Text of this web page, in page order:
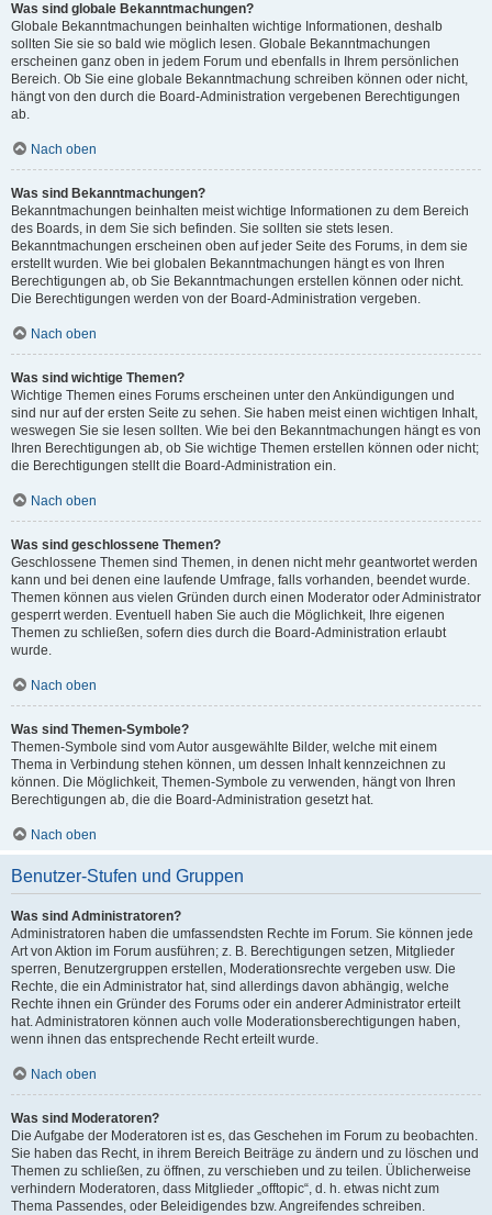
Was sind globale Bekanntmachungen?
Globale Bekanntmachungen beinhalten wichtige Informationen, deshalb
sollten Sie sie so bald wie möglich lesen. Globale Bekanntmachungen
erscheinen ganz oben in jedem Forum und ebenfalls in Ihrem persönlichen
Bereich. Ob Sie eine globale Bekanntmachung schreiben können oder nicht,
hängt von den durch die Board-Administration vergebenen Berechtigungen
ab.
Nach oben
Was sind Bekanntmachungen?
Bekanntmachungen beinhalten meist wichtige Informationen zu dem Bereich
des Boards, in dem Sie sich befinden. Sie sollten sie stets lesen.
Bekanntmachungen erscheinen oben auf jeder Seite des Forums, in dem sie
erstellt wurden. Wie bei globalen Bekanntmachungen hängt es von Ihren
Berechtigungen ab, ob Sie Bekanntmachungen erstellen können oder nicht.
Die Berechtigungen werden von der Board-Administration vergeben.
Nach oben
Was sind wichtige Themen?
Wichtige Themen eines Forums erscheinen unter den Ankündigungen und
sind nur auf der ersten Seite zu sehen. Sie haben meist einen wichtigen Inhalt,
weswegen Sie sie lesen sollten. Wie bei den Bekanntmachungen hängt es von
Ihren Berechtigungen ab, ob Sie wichtige Themen erstellen können oder nicht;
die Berechtigungen stellt die Board-Administration ein.
Nach oben
Was sind geschlossene Themen?
Geschlossene Themen sind Themen, in denen nicht mehr geantwortet werden
kann und bei denen eine laufende Umfrage, falls vorhanden, beendet wurde.
Themen können aus vielen Gründen durch einen Moderator oder Administrator
gesperrt werden. Eventuell haben Sie auch die Möglichkeit, Ihre eigenen
Themen zu schließen, sofern dies durch die Board-Administration erlaubt
wurde.
Nach oben
Was sind Themen-Symbole?
Themen-Symbole sind vom Autor ausgewählte Bilder, welche mit einem
Thema in Verbindung stehen können, um dessen Inhalt kennzeichnen zu
können. Die Möglichkeit, Themen-Symbole zu verwenden, hängt von Ihren
Berechtigungen ab, die die Board-Administration gesetzt hat.
Nach oben
Benutzer-Stufen und Gruppen
Was sind Administratoren?
Administratoren haben die umfassendsten Rechte im Forum. Sie können jede
Art von Aktion im Forum ausführen; z. B. Berechtigungen setzen, Mitglieder
sperren, Benutzergruppen erstellen, Moderationsrechte vergeben usw. Die
Rechte, die ein Administrator hat, sind allerdings davon abhängig, welche
Rechte ihnen ein Gründer des Forums oder ein anderer Administrator erteilt
hat. Administratoren können auch volle Moderationsberechtigungen haben,
wenn ihnen das entsprechende Recht erteilt wurde.
Nach oben
Was sind Moderatoren?
Die Aufgabe der Moderatoren ist es, das Geschehen im Forum zu beobachten.
Sie haben das Recht, in ihrem Bereich Beiträge zu ändern und zu löschen und
Themen zu schließen, zu öffnen, zu verschieben und zu teilen. Üblicherweise
verhindern Moderatoren, dass Mitglieder „offtopic“, d. h. etwas nicht zum
Thema Passendes, oder Beleidigendes bzw. Angreifendes schreiben.